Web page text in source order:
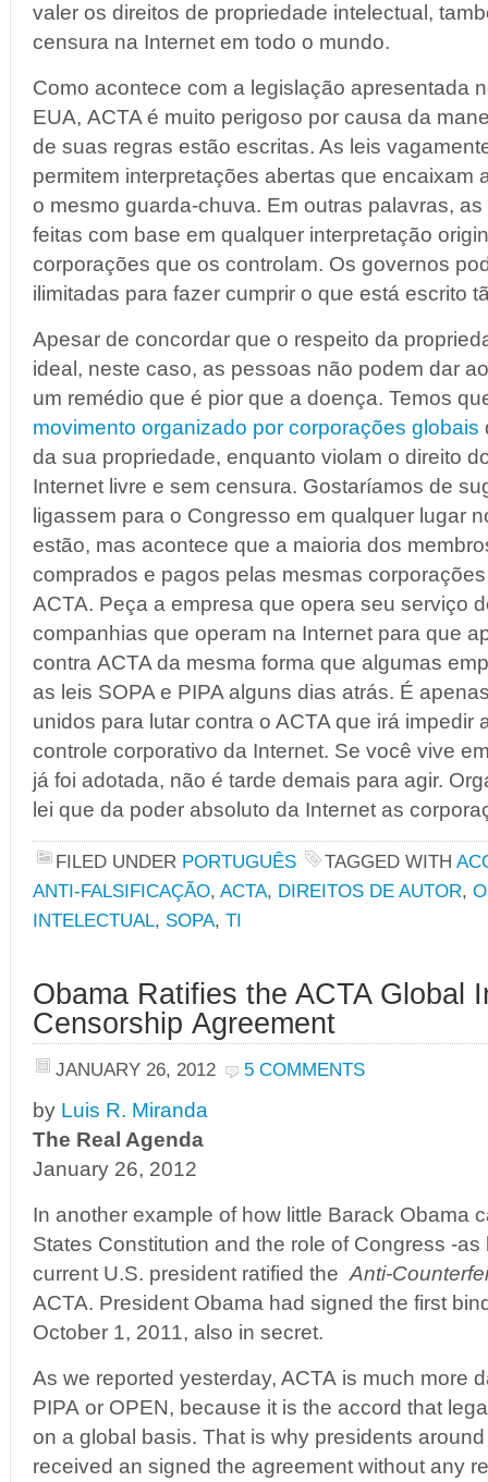
valer os direitos de propriedade intelectual,
censura na Internet em todo o mundo.
Como acontece com a legislação apresentada
EUA, ACTA é muito perigoso por causa da
de suas regras estão escritas. As leis
permitem interpretações abertas que encaixam
o mesmo guarda-chuva. Em outras palavras,
feitas com base em qualquer interpretação
corporações que os controlam. Os governos
ilimitadas para fazer cumprir o que está escrito
Apesar de concordar que o respeito da
ideal, neste caso, as pessoas não podem dar
um remédio que é pior que a doença. Temos
movimento organizado por corporações globais
da sua propriedade, enquanto violam o direito
Internet livre e sem censura. Gostaríamos de
ligassem para o Congresso em qualquer lugar
estão, mas acontece que a maioria dos
comprados e pagos pelas mesmas
ACTA. Peça a empresa que opera seu serviço
companhias que operam na Internet para que
contra ACTA da mesma forma que algumas
as leis SOPA e PIPA alguns dias atrás. É
unidos para lutar contra o ACTA que irá impedir
controle corporativo da Internet. Se você vive
já foi adotada, não é tarde demais para agir.
lei que da poder absoluto da Internet as
FILED UNDER PORTUGUÊS TAGGED WITH
ANTI-FALSIFICAÇÃO, ACTA, DIREITOS DE AUTOR,
INTELECTUAL, SOPA, TI
Obama Ratifies the ACTA Global
Censorship Agreement
JANUARY 26, 2012 5 COMMENTS
by Luis R. Miranda
The Real Agenda
January 26, 2012
In another example of how little Barack Obama
States Constitution and the role of Congress -
current U.S. president ratified the Anti-
ACTA. President Obama had signed the first
October 1, 2011, also in secret.
As we reported yesterday, ACTA is much more
PIPA or OPEN, because it is the accord that
on a global basis. That is why presidents
received an signed the agreement without any